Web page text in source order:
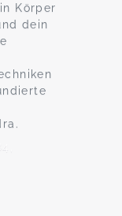
Körper
dein